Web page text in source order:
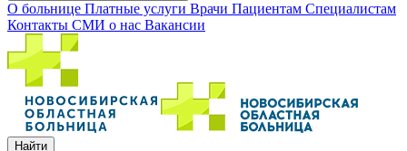
О больнице Платные услуги Врачи Пациентам Специалистам
Контакты СМИ о нас Вакансии